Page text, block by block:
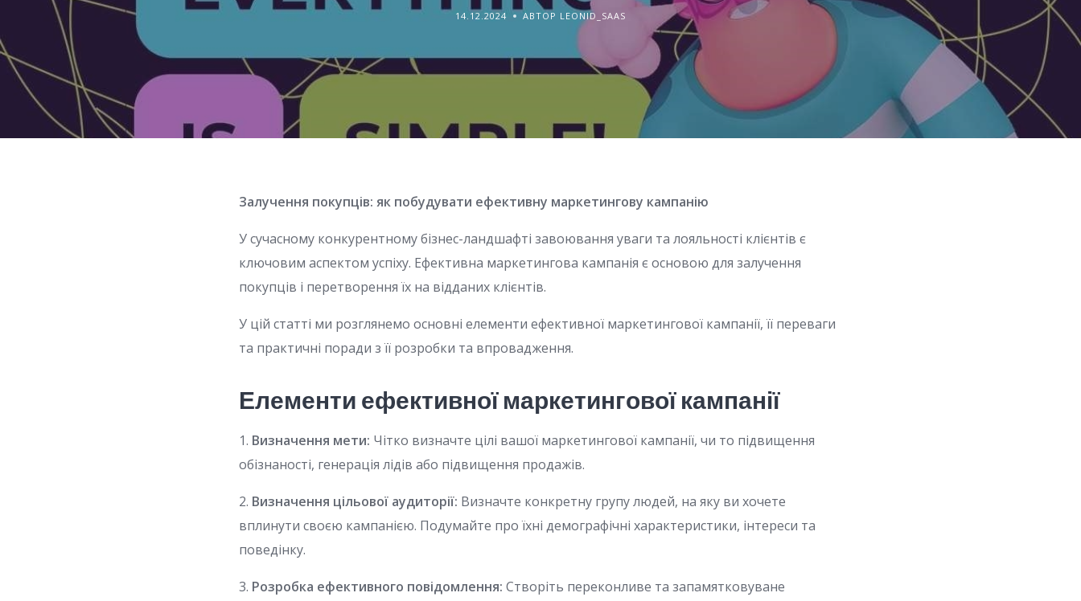
14.12.2024 АВТОР LEONID_SAAS
Залучення покупців: як побудувати ефективну маркетингову кампанію
У сучасному конкурентному бізнес-ландшафті завоювання уваги та лояльності клієнтів є
ключовим аспектом успіху. Ефективна маркетингова кампанія є основою для залучення
покупців і перетворення їх на відданих клієнтів.
У цій статті ми розглянемо основні елементи ефективної маркетингової кампанії, її переваги
та практичні поради з її розробки та впровадження.
Елементи ефективної маркетингової кампанії
1. Визначення мети: Чітко визначте цілі вашої маркетингової кампанії, чи то підвищення
обізнаності, генерація лідів або підвищення продажів.
2. Визначення цільової аудиторії: Визначте конкретну групу людей, на яку ви хочете
вплинути своєю кампанією. Подумайте про їхні демографічні характеристики, інтереси та
поведінку.
3. Розробка ефективного повідомлення: Створіть переконливе та запамятковуване